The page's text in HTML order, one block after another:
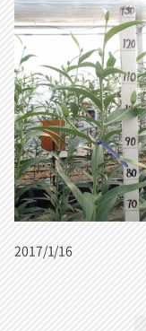
2017/1/16